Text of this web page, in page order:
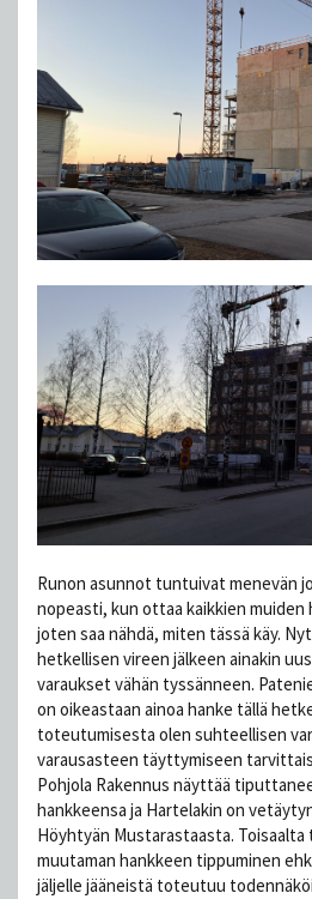
Runon asunnot tuntuivat menevän
nopeasti, kun ottaa kaikkien
joten saa nähdä, miten tässä käy.
hetkellisen vireen jälkeen ainakin
varaukset vähän tyssänneen.
on oikeastaan ainoa hanke tällä
toteutumisesta olen suhteellisen
varausasteen täyttymiseen
Pohjola Rakennus näyttää
hankkeensa ja Hartelakin on
Höyhtyän Mustarastaasta.
muutaman hankkeen tippuminen
jäljelle jääneistä toteutuu